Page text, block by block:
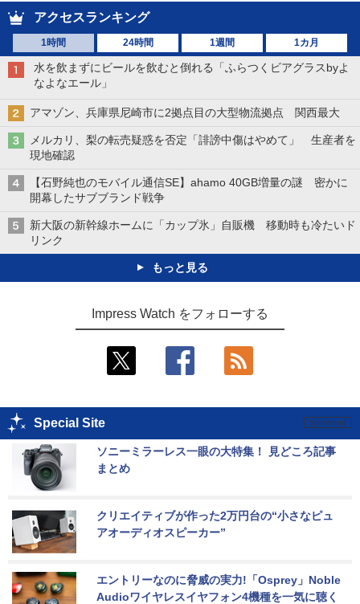
アクセスランキング
1時間 24時間 1週間 1カ月
水を飲まずにビールを飲むと倒れる「ふらつくビアグラスbyよ
なよなエール」
アマゾン、兵庫県尼崎市に2拠点目の大型物流拠点 関西最大
メルカリ、梨の転売疑惑を否定「誹謗中傷はやめて」 生産者を
現地確認
【石野純也のモバイル通信SE】ahamo 40GB増量の謎 密かに
開幕したサブブランド戦争
新大阪の新幹線ホームに「カップ氷」自販機 移動時も冷たいド
リンク
もっと見る
Impress Watch をフォローする
Special Site
ソニーミラーレス一眼の大特集！ 見どころ記事
まとめ
クリエイティブが作った2万円台の“小さなピュ
アオーディオスピーカー”
エントリーなのに脅威の実力!「Osprey」Noble
Audioワイヤレスイヤフォン4機種を一気に聴く